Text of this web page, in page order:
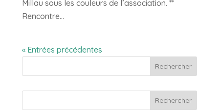
Millau sous les couleurs de l’association. **
Rencontre...
« Entrées précédentes
Rechercher